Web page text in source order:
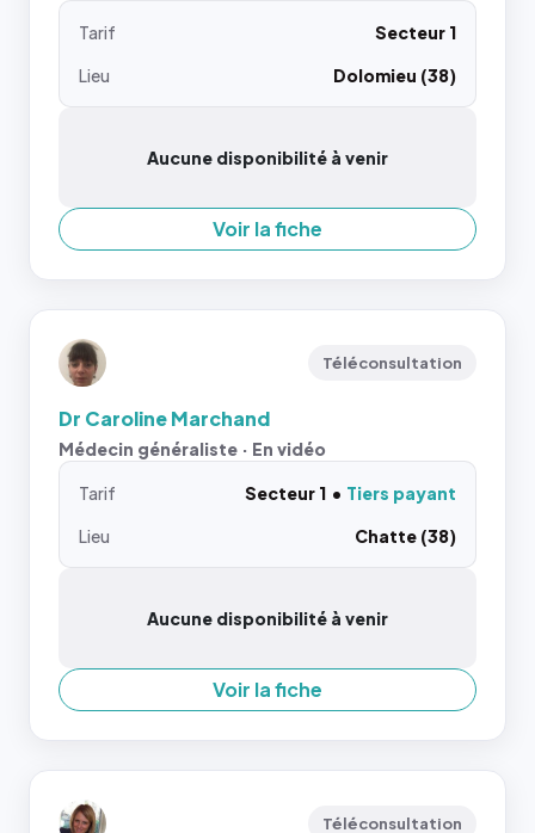
Tarif
Secteur 1
Lieu
Dolomieu (38)
Aucune disponibilité à venir
Voir la fiche
Téléconsultation
Dr Caroline Marchand
Médecin généraliste · En vidéo
Tarif Secteur 1
Tiers payant
Lieu
Chatte (38)
Aucune disponibilité à venir
Voir la fiche
Téléconsultation